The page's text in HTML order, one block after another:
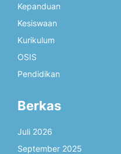
Kepanduan
Kesiswaan
Kurikulum
OSIS
Pendidikan
Berkas
Juli 2026
September 2025